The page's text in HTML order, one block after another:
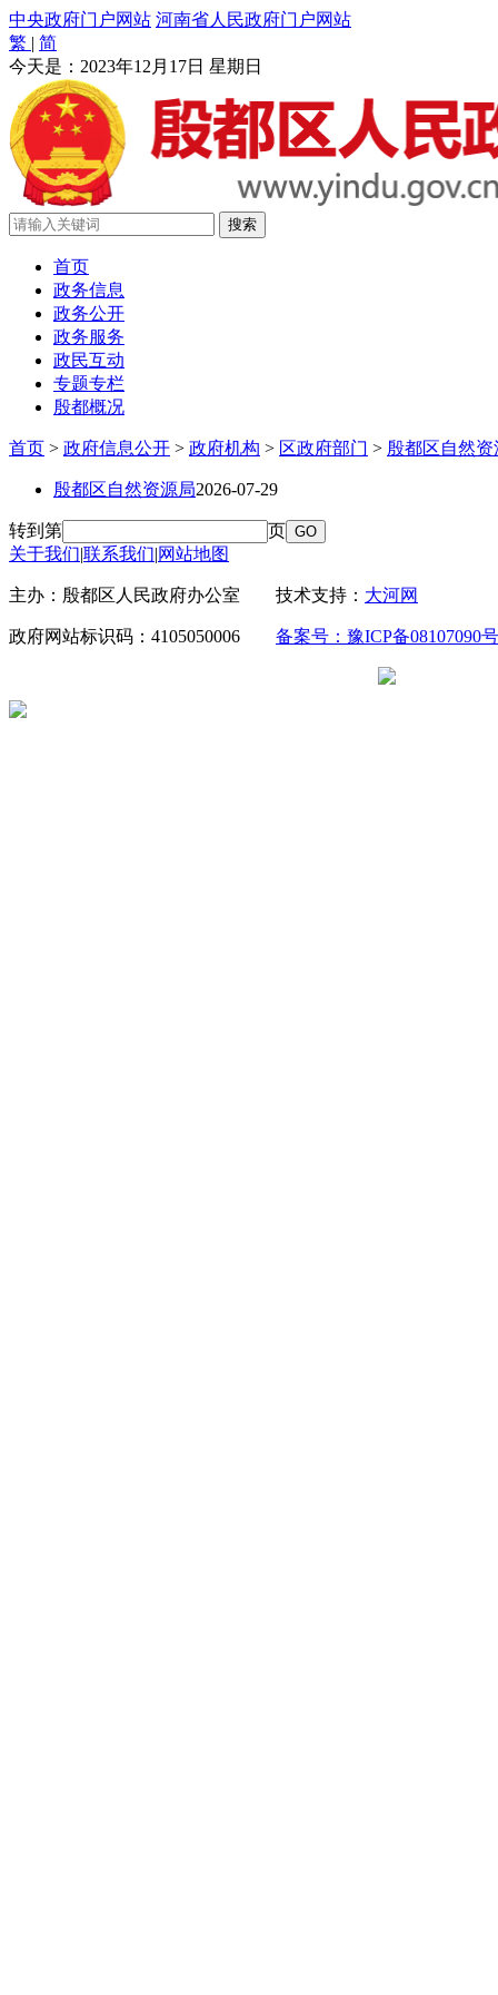
中央政府门户网站 河南省人民政府门户网站
繁 | 简
今天是： 2023年12月17日 星期日
首页
政务信息
政务公开
政务服务
政民互动
专题专栏
殷都概况
首页 > 政府信息公开 > 政府机构 > 区政府部门 > 殷都区自然资
殷都区自然资源局2026-07-29
转到第
页
关于我们|联系我们|网站地图
主办：殷都区人民政府办公室 技术支持： 大河网
政府网站标识码：4105050006 备案号：豫ICP备08107090